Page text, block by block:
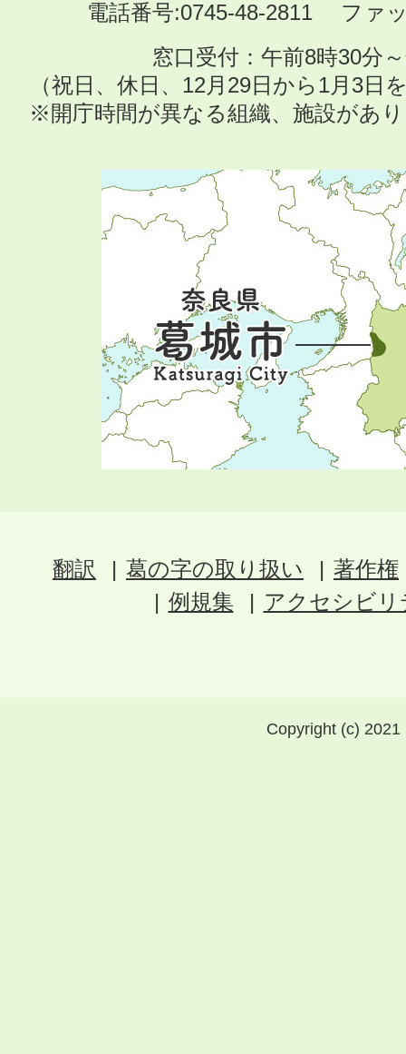
電話番号:0745-48-2811 ファ
窓口受付：午前8時30分
（祝日、休日、12月29日から1月3日
※開庁時間が異なる組織、施設があ
翻訳 葛の字の取り扱い
著作権
例規集
アクセシビ
Copyright (c)